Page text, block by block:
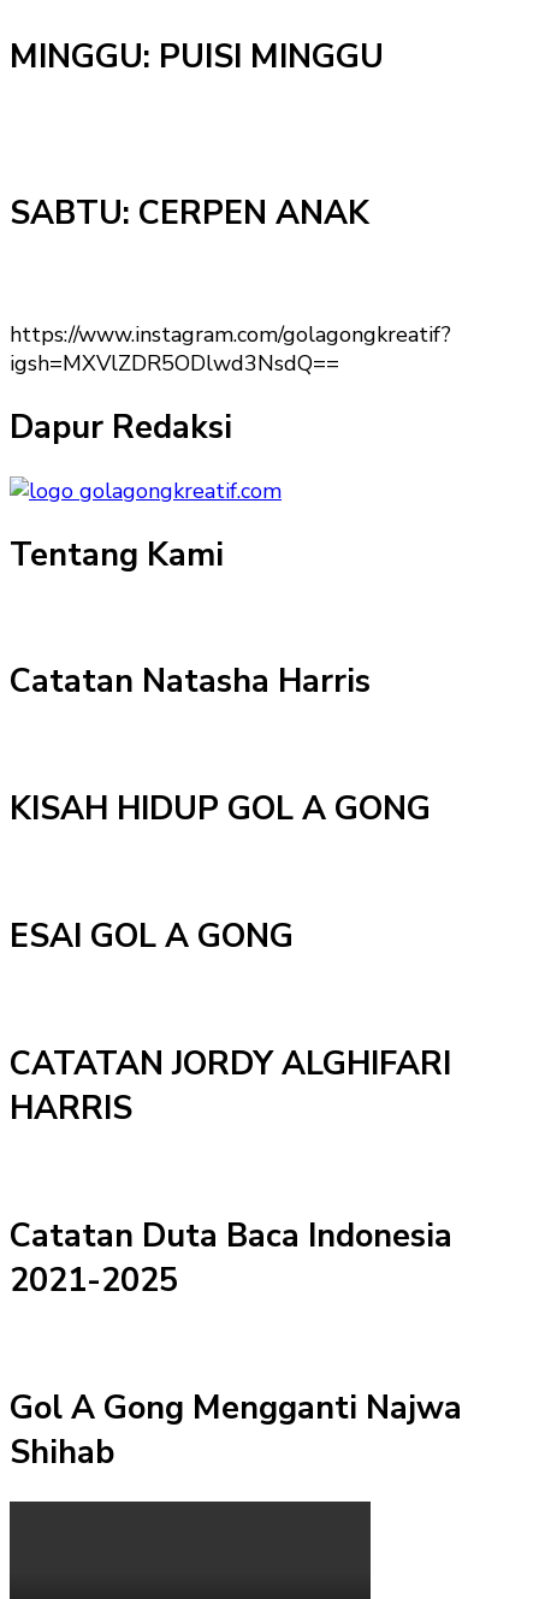
MINGGU: PUISI MINGGU
SABTU: CERPEN ANAK
https://www.instagram.com/golagongkreatif?
igsh=MXVlZDR5ODlwd3NsdQ==
Dapur Redaksi
Tentang Kami
Catatan Natasha Harris
KISAH HIDUP GOL A GONG
ESAI GOL A GONG
CATATAN JORDY ALGHIFARI
HARRIS
Catatan Duta Baca Indonesia
2021-2025
Gol A Gong Mengganti Najwa
Shihab